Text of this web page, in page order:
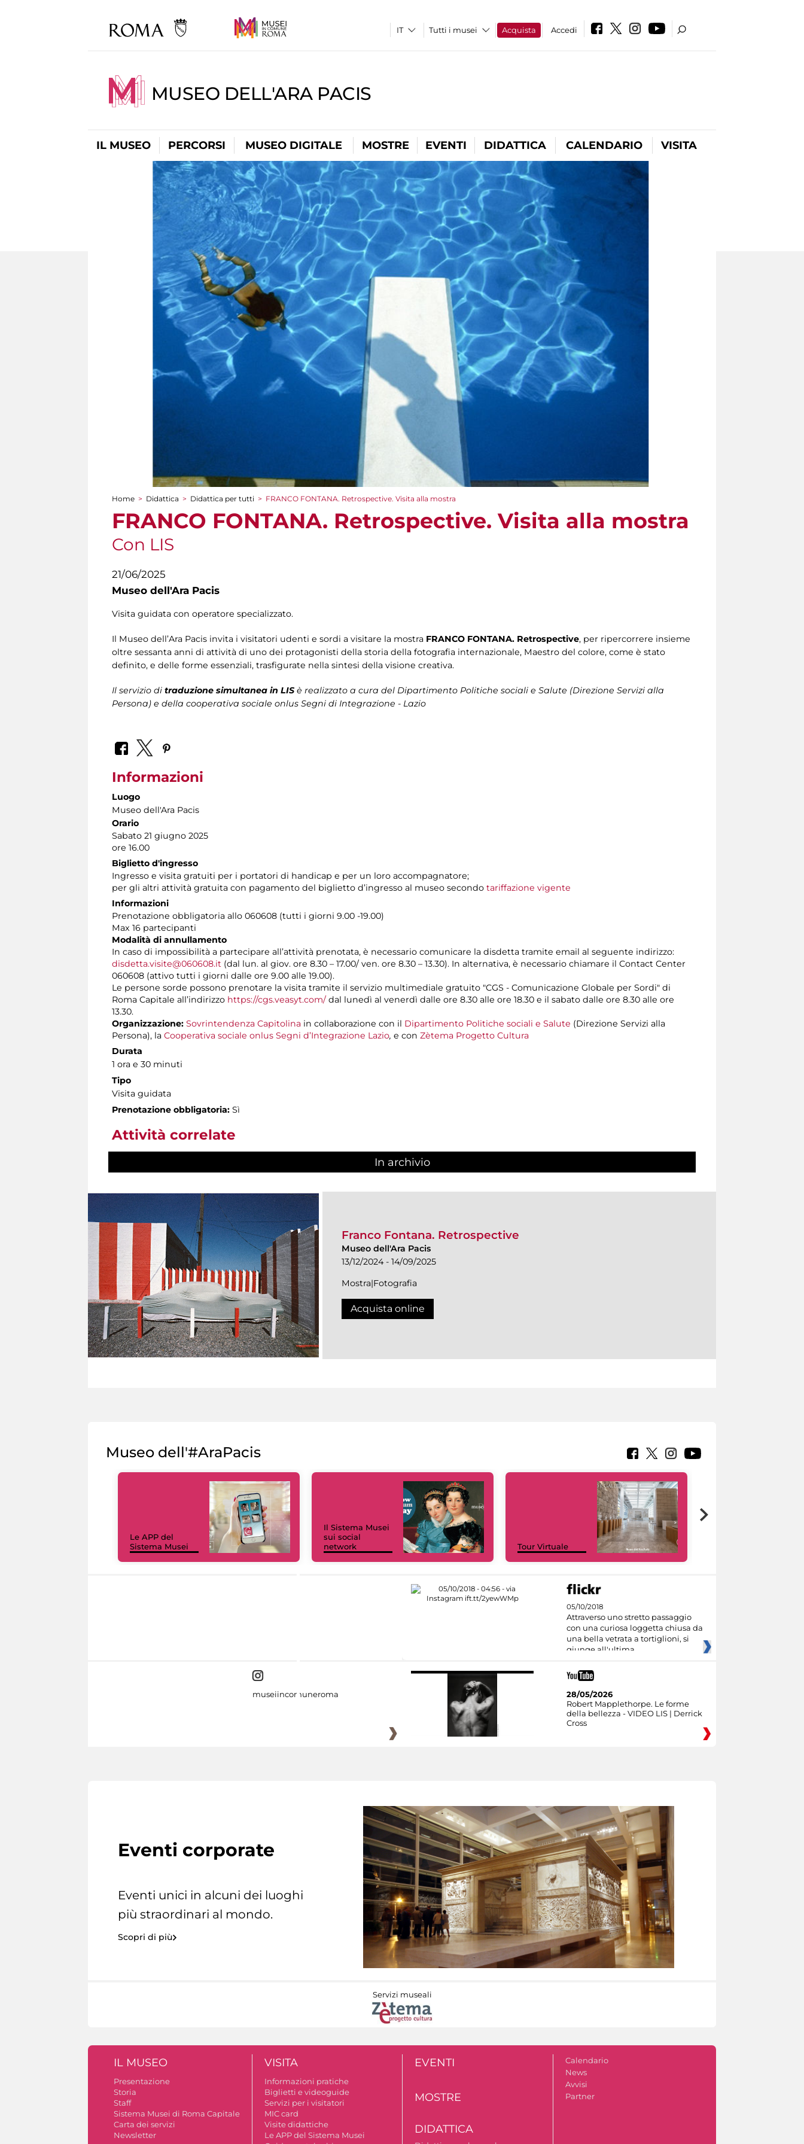
Tutti i musei Acquista Accedi
MUSEO DELL'ARA PACIS
IL MUSEO PERCORSI MUSEO DIGITALE MOSTRE EVENTI DIDATTICA CALENDARIO VISITA
Tu sei qui
Home > Didattica > Didattica per tutti > FRANCO FONTANA. Retrospective. Visita alla mostra
FRANCO FONTANA. Retrospective. Visita alla mostra
Con LIS
21/06/2025
Museo dell'Ara Pacis
Visita guidata con operatore specializzato.
Il Museo dell’Ara Pacis invita i visitatori udenti e sordi a visitare la mostra FRANCO FONTANA. Retrospective, per ripercorrere insieme
oltre sessanta anni di attività di uno dei protagonisti della storia della fotografia internazionale, Maestro del colore, come è stato
definito, e delle forme essenziali, trasfigurate nella sintesi della visione creativa.
Il servizio di traduzione simultanea in LIS è realizzato a cura del Dipartimento Politiche sociali e Salute (Direzione Servizi alla
Persona) e della cooperativa sociale onlus Segni di Integrazione - Lazio
Informazioni
Luogo
Museo dell'Ara Pacis
Orario
Sabato 21 giugno 2025
ore 16.00
Biglietto d'ingresso
Ingresso e visita gratuiti per i portatori di handicap e per un loro accompagnatore;
per gli altri attività gratuita con pagamento del biglietto d’ingresso al museo secondo tariffazione vigente
Informazioni
Prenotazione obbligatoria allo 060608 (tutti i giorni 9.00 -19.00)
Max 16 partecipanti
Modalità di annullamento
In caso di impossibilità a partecipare all’attività prenotata, è necessario comunicare la disdetta tramite email al seguente indirizzo:
disdetta.visite@060608.it (dal lun. al giov. ore 8.30 – 17.00/ ven. ore 8.30 – 13.30). In alternativa, è necessario chiamare il Contact Center
060608 (attivo tutti i giorni dalle ore 9.00 alle 19.00).
Le persone sorde possono prenotare la visita tramite il servizio multimediale gratuito "CGS - Comunicazione Globale per Sordi" di
Roma Capitale all’indirizzo https://cgs.veasyt.com/dal lunedì al venerdì dalle ore 8.30 alle ore 18.30 e il sabato dalle ore 8.30 alle ore
13.30.
Organizzazione: Sovrintendenza Capitolina in collaborazione con il Dipartimento Politiche sociali e Salute (Direzione Servizi alla
Persona), la Cooperativa sociale onlus Segni d’Integrazione Lazio, e con Zètema Progetto Cultura
Durata
1 ora e 30 minuti
Tipo
Visita guidata
Prenotazione obbligatoria: Sì
Attività correlate
In archivio
Franco Fontana. Retrospective
Museo dell'Ara Pacis
13/12/2024 - 14/09/2025
Mostra|Fotografia
Acquista online
Museo dell'#AraPacis
Le APP del
Sistema Musei
Il Sistema Musei
sui social
network
Tour Virtuale
05/10/2018
Attraverso uno stretto passaggio
con una curiosa loggetta chiusa da
una bella vetrata a tortiglioni, si
giunge all'ultima
museiincomuneroma
28/05/2026
Robert Mapplethorpe. Le forme
della bellezza - VIDEO LIS | Derrick
Cross
Eventi corporate
Eventi unici in alcuni dei luoghi
più straordinari al mondo.
Scopri di più
Servizi museali
IL MUSEO
Presentazione
Storia
Staff
Sistema Musei di Roma Capitale
Carta dei servizi
Newsletter
VISITA
Informazioni pratiche
Biglietti e videoguide
Servizi per i visitatori
MIC card
Visite didattiche
Le APP del Sistema Musei
EVENTI
MOSTRE
DIDATTICA
Calendario
News
Avvisi
Partner